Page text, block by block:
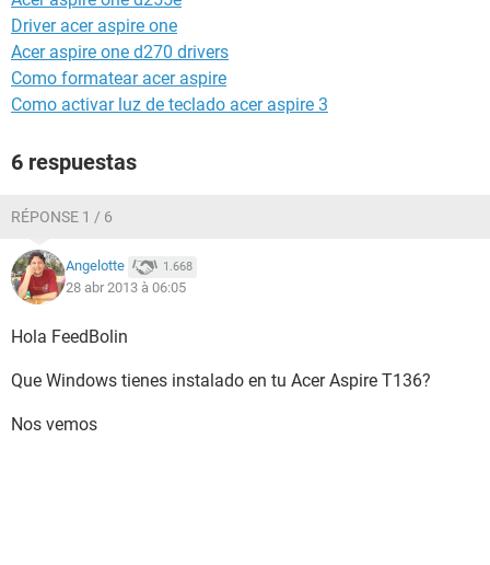
Driver acer aspire one
Acer aspire one d270 drivers
Como formatear acer aspire
Como activar luz de teclado acer aspire 3
6 respuestas
RÉPONSE 1 / 6
Angelotte 1.668
28 abr 2013 à 06:05
Hola FeedBolin
Que Windows tienes instalado en tu Acer Aspire T136?
Nos vemos